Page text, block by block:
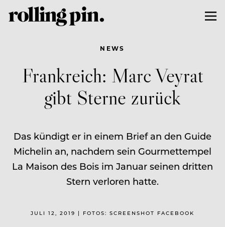
NEWS
Frankreich: Marc Veyrat
gibt Sterne zurück
Das kündigt er in einem Brief an den Guide
Michelin an, nachdem sein Gourmettempel
La Maison des Bois im Januar seinen dritten
Stern verloren hatte.
JULI 12, 2019 | FOTOS: SCREENSHOT FACEBOOK